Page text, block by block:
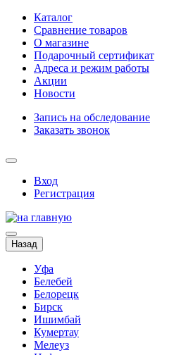
Каталог
Сравнение товаров
О магазине
Подарочный сертификат
Адреса и режим работы
Акции
Новости
Запись на обследование
Заказать звонок
Вход
Регистрация
Назад
Уфа
Белебей
Белорецк
Бирск
Ишимбай
Кумертау
Мелеуз